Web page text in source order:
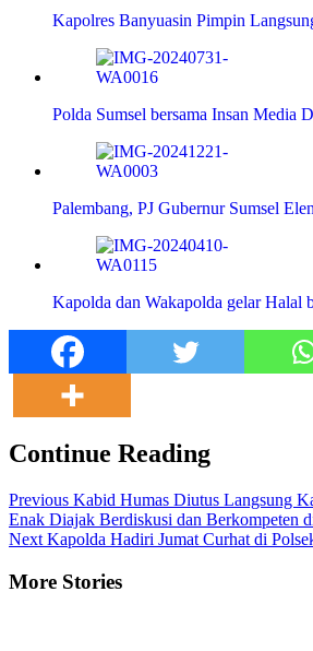
Kapolres Banyuasin Pimpin
Polda Sumsel bersama Insan Media
Palembang, PJ Gubernur Sumsel
Kapolda dan Wakapolda gelar Halal
Continue Reading
Previous Kabid Humas Diutus Langsung
Enak Diajak Berdiskusi dan Berkompeten
Next Kapolda Hadiri Jumat Curhat di
More Stories